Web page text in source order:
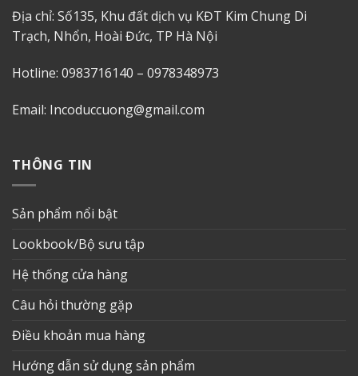
Địa chỉ: Số135, Khu đất dịch vụ KĐT Kim Chung Di
Trạch, Nhổn, Hoài Đức, TP Hà Nội
Hotline: 0983716140 – 0978348973
Email: Incoduccuong@gmail.com
THÔNG TIN
Sản phẩm nổi bật
Lookbook/Bộ sưu tập
Hệ thống cửa hàng
Câu hỏi thường gặp
Điều khoản mua hàng
Hướng dẫn sử dụng sản phẩm